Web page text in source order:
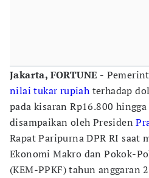
Jakarta, FORTUNE -
nilai tukar rupiah terhadap
pada kisaran Rp16.800
disampaikan oleh Presiden
Rapat Paripurna DPR RI saat
Ekonomi Makro dan Pokok-
(KEM-PPKF) tahun anggaran